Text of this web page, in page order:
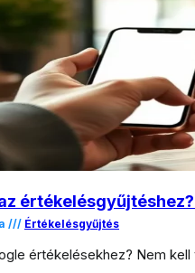
/// Értékelésgyűjtés
értékelésekhez? Nem